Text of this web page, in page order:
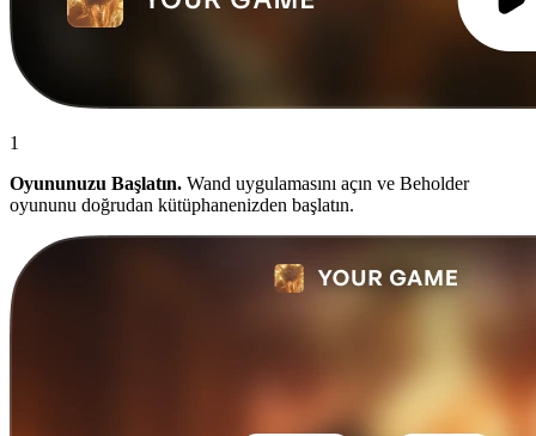
1
Oyununuzu Başlatın. Wand uygulamasını açın ve Beholder
oyununu doğrudan kütüphanenizden başlatın.